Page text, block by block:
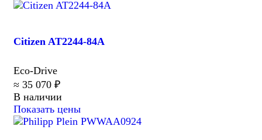
Citizen AT2244-84A
Eco-Drive
≈ 35 070 ₽
В наличии
Показать цены